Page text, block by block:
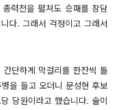
력전을 펼쳐도 승패를 장담
다. 그래서 걱정이고 그래서
단하게 막걸리를 한잔씩 돌
을 들고 오더니 문성현 후보
당원이라고 했습니다. 술이